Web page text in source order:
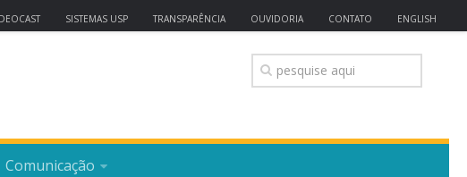
SISTEMAS USP TRANSPARÊNCIA OUVIDORIA CONTATO ENGLISH
Comunicação